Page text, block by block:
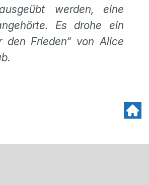
werden, eine
Es drohe ein
den Frieden“ von Alice